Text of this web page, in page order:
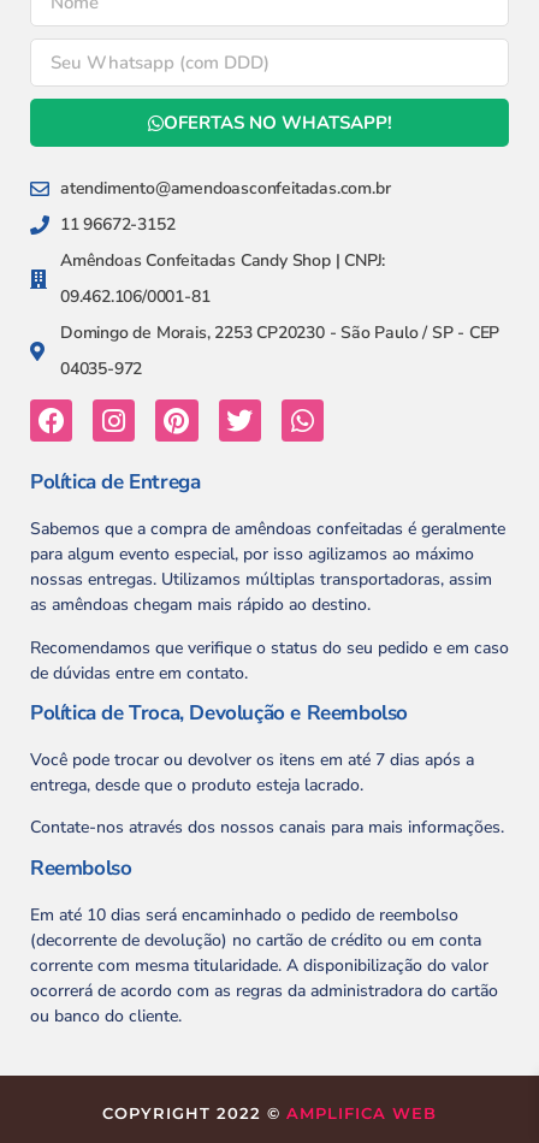
OFERTAS NO WHATSAPP!
atendimento@amendoasconfeitadas.com.br
11 96672-3152
Amêndoas Confeitadas Candy Shop | CNPJ:
09.462.106/0001-81
Domingo de Morais, 2253 CP20230 - São Paulo / SP - CEP
04035-972
Política de Entrega
Sabemos que a compra de amêndoas confeitadas é geralmente
para algum evento especial, por isso agilizamos ao máximo
nossas entregas. Utilizamos múltiplas transportadoras, assim
as amêndoas chegam mais rápido ao destino.
Recomendamos que verifique o status do seu pedido e em caso
de dúvidas entre em contato.
Política de Troca, Devolução e Reembolso
Você pode trocar ou devolver os itens em até 7 dias após a
entrega, desde que o produto esteja lacrado.
Contate-nos através dos nossos canais para mais informações.
Reembolso
Em até 10 dias será encaminhado o pedido de reembolso
(decorrente de devolução) no cartão de crédito ou em conta
corrente com mesma titularidade. A disponibilização do valor
ocorrerá de acordo com as regras da administradora do cartão
ou banco do cliente.
COPYRIGHT 2022 © AMPLIFICA WEB